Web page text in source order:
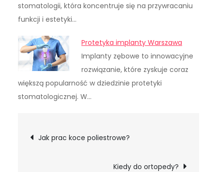
stomatologii, która koncentruje się na przywracaniu
funkcji i estetyki…
Protetyka implanty Warszawa
Implanty zębowe to innowacyjne
rozwiązanie, które zyskuje coraz
większą popularność w dziedzinie protetyki
stomatologicznej. W…
Nawigacja
Jak prac koce poliestrowe?
Kiedy do ortopedy?